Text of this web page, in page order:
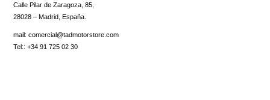
Calle Pilar de Zaragoza, 85,
28028 – Madrid, España.
mail:comercial@tadmotorstore.com
Tel:: +34 91 725 02 30